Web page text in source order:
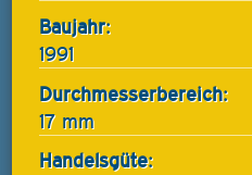
Baujahr:
1991
Durchmesserbereich:
17 mm
Handelsgüte: